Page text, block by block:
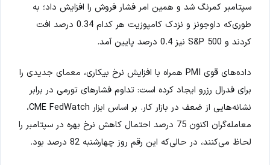
سپتامبر کمرنگ شد و همین امر فشار فروش را افزایش داد؛ به
طوری‌که داوجونز و نزدک کامپوزیت هر کدام 0.34 درصد افت
کردند و S&P 500 نیز 0.4 درصد پایین آمد.
داده‌های قوی PMI همراه با افزایش نرخ بیکاری، معمای جدیدی را
برای فدرال رزرو ایجاد کرده است: تداوم فشارهای تورمی در برابر
نشانه‌هایی از ضعف در بازار کار. بر اساس ابزار CME FedWatch،
معامله‌گران اکنون 75 درصد احتمال کاهش نرخ بهره در سپتامبر را
لحاظ می‌کنند، در حالی‌که این رقم روز چهارشنبه 82 درصد بود.